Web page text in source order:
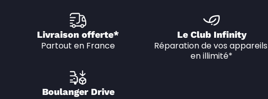
Livraison offerte*
Partout en France
Le Club Infinity
Réparation de vos appareils
en illimité*
Boulanger Drive